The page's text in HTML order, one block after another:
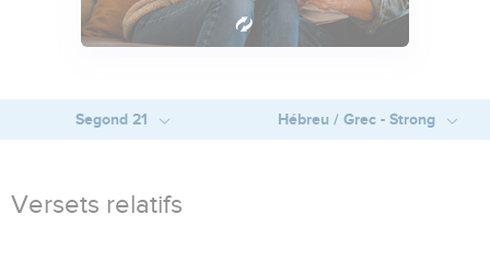
Segond 21 Hébreu / Grec - Strong
Versets relatifs